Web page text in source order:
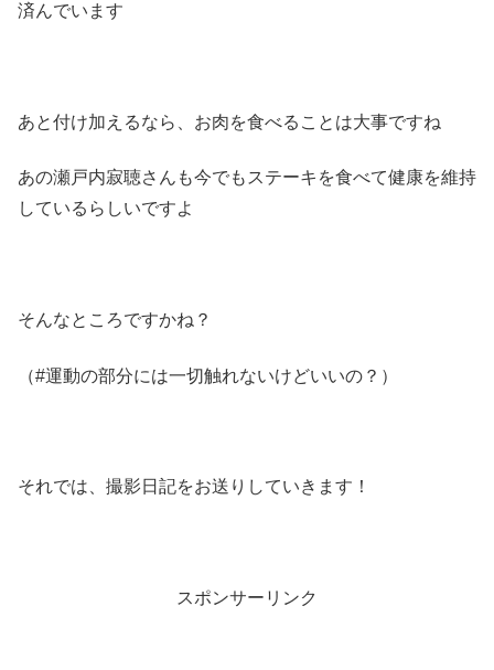
済んでいます
あと付け加えるなら、お肉を食べることは大事ですね
あの瀬戸内寂聴さんも今でもステーキを食べて健康を維持
しているらしいですよ
そんなところですかね？
（#運動の部分には一切触れないけどいいの？）
それでは、撮影日記をお送りしていきます！
スポンサーリンク